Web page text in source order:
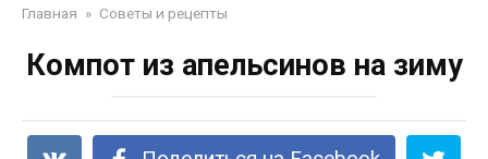
Главная » Советы и рецепты
Компот из апельсинов на зиму